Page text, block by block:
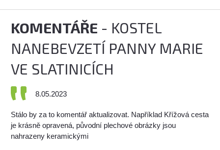
KOMENTÁŘE - KOSTEL
NANEBEVZETÍ PANNY MARIE
VE SLATINICÍCH
8.05.2023
Stálo by za to komentář aktualizovat. Například Křížová cesta
je krásně opravená, původní plechové obrázky jsou
nahrazeny keramickými